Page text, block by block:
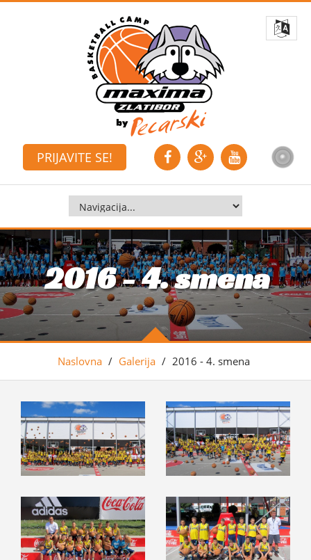
PRIJAVITE SE!
2016 - 4. smena
Naslovna / Galerija / 2016 - 4. smena